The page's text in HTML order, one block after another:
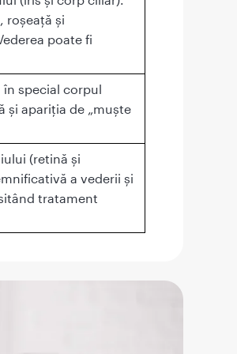
roșeață și
poate fi
special corpul
și apariția de „muşte
(retină și
a vederii și
tratament